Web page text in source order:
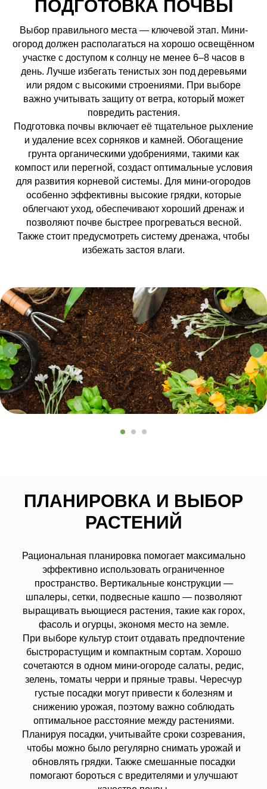
ПОДГОТОВКА ПОЧВЫ
Выбор правильного места — ключевой этап. Мини-
огород должен располагаться на хорошо освещённом
участке с доступом к солнцу не менее 6–8 часов в
день. Лучше избегать тенистых зон под деревьями
или рядом с высокими строениями. При выборе
важно учитывать защиту от ветра, который может
повредить растения.
Подготовка почвы включает её тщательное рыхление
и удаление всех сорняков и камней. Обогащение
грунта органическими удобрениями, такими как
компост или перегной, создаст оптимальные условия
для развития корневой системы. Для мини-огородов
особенно эффективны высокие грядки, которые
облегчают уход, обеспечивают хороший дренаж и
позволяют почве быстрее прогреваться весной.
Также стоит предусмотреть систему дренажа, чтобы
избежать застоя влаги.
ПЛАНИРОВКА И ВЫБОР
РАСТЕНИЙ
Рациональная планировка помогает максимально
эффективно использовать ограниченное
пространство. Вертикальные конструкции —
шпалеры, сетки, подвесные кашпо — позволяют
выращивать вьющиеся растения, такие как горох,
фасоль и огурцы, экономя место на земле.
При выборе культур стоит отдавать предпочтение
быстрорастущим и компактным сортам. Хорошо
сочетаются в одном мини-огороде салаты, редис,
зелень, томаты черри и пряные травы. Чересчур
густые посадки могут привести к болезням и
снижению урожая, поэтому важно соблюдать
оптимальное расстояние между растениями.
Планируя посадки, учитывайте сроки созревания,
чтобы можно было регулярно снимать урожай и
обновлять грядки. Также смешанные посадки
помогают бороться с вредителями и улучшают